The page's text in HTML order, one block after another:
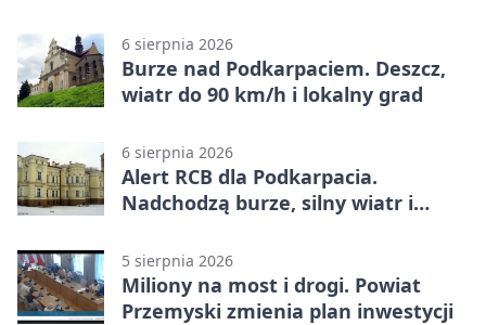
6 sierpnia 2026
Burze nad Podkarpaciem. Deszcz,
wiatr do 90 km/h i lokalny grad
6 sierpnia 2026
Alert RCB dla Podkarpacia.
Nadchodzą burze, silny wiatr i
5 sierpnia 2026
Miliony na most i drogi. Powiat
Przemyski zmienia plan inwestycji